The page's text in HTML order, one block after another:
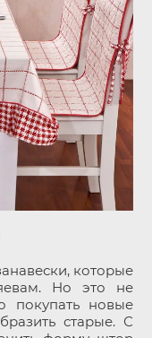
которые
Но это не
покупать новые
старые. С